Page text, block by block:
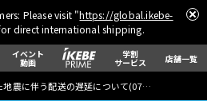
Please visit "https://global.ikebe-
direct international shipping.
イベント
動画
学割
サービス 店舗一覧
地震に伴う配送の遅延について(07月29日